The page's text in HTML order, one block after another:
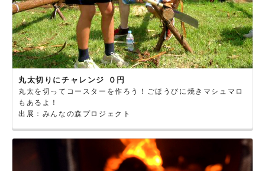
丸太切りにチャレンジ ０円
丸太を切ってコースターを作ろう！ごほうびに焼きマシュマロ
もあるよ！
出展：みんなの森プロジェクト